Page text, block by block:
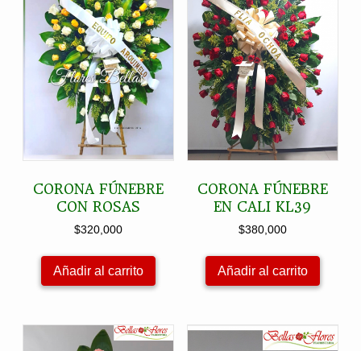
CORONA FÚNEBRE
CON ROSAS
$320,000
Añadir al carrito
CORONA FÚNEBRE
EN CALI KL39
$380,000
Añadir al carrito